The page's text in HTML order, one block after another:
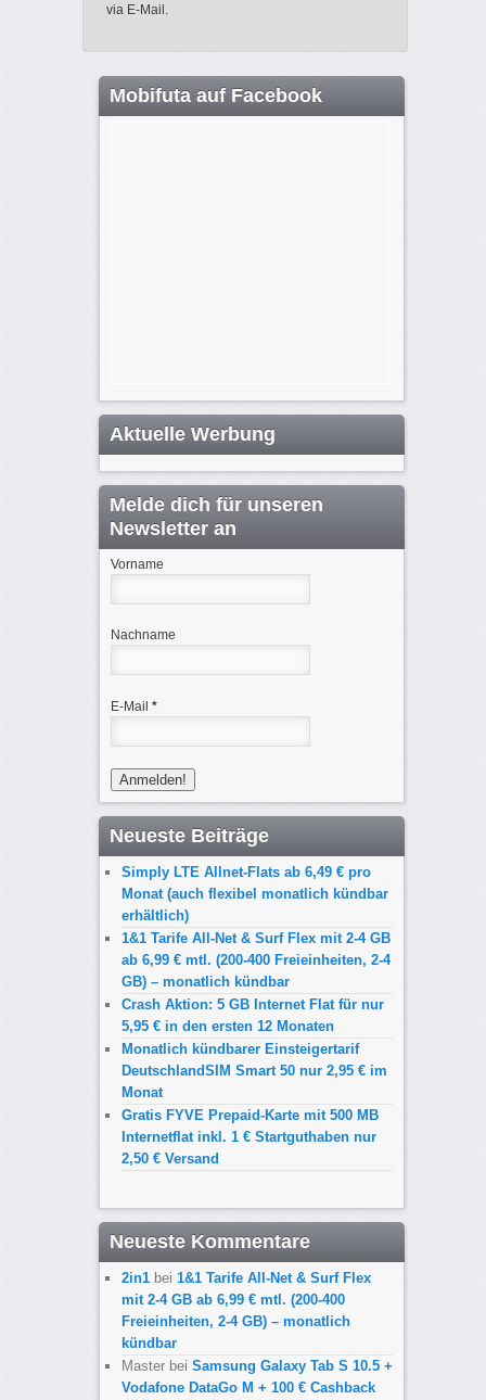
via E-Mail.
Mobifuta auf Facebook
Aktuelle Werbung
Melde dich für unseren
Newsletter an
Vorname
Nachname
E-Mail *
Neueste Beiträge
Simply LTE Allnet-Flats ab 6,49 € pro
Monat (auch flexibel monatlich kündbar
erhältlich)
1&1 Tarife All-Net & Surf Flex mit 2-4 GB
ab 6,99 € mtl. (200-400 Freieinheiten, 2-4
GB) – monatlich kündbar
Crash Aktion: 5 GB Internet Flat für nur
5,95 € in den ersten 12 Monaten
Monatlich kündbarer Einsteigertarif
DeutschlandSIM Smart 50 nur 2,95 € im
Monat
Gratis FYVE Prepaid-Karte mit 500 MB
Internetflat inkl. 1 € Startguthaben nur
2,50 € Versand
Neueste Kommentare
2in1bei 1&1 Tarife All-Net & Surf Flex
mit 2-4 GB ab 6,99 € mtl. (200-400
Freieinheiten, 2-4 GB) – monatlich
kündbar
Masterbei Samsung Galaxy Tab S 10.5 +
Vodafone DataGo M + 100 € Cashback